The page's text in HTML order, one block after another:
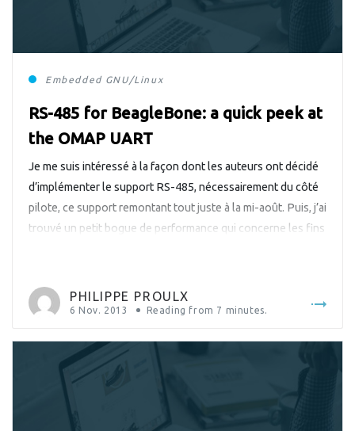
Embedded GNU/Linux
RS-485 for BeagleBone: a quick peek at
the OMAP UART
Je me suis intéressé à la façon dont les auteurs ont décidé
d’implémenter le support RS-485, nécessairement du côté
pilote, ce support remontant tout juste à la mi-août. Puis, j’ai
trouvé un petit bogue de performance qui concerne les fins
correctif au noyau de Linux; il a été accepté la semaine
passée.
PHILIPPE PROULX
6 Nov. 2013 Reading from 7 minutes.